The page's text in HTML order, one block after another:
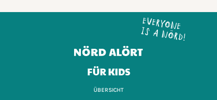
FÜR KIDS
ÜBERSICHT